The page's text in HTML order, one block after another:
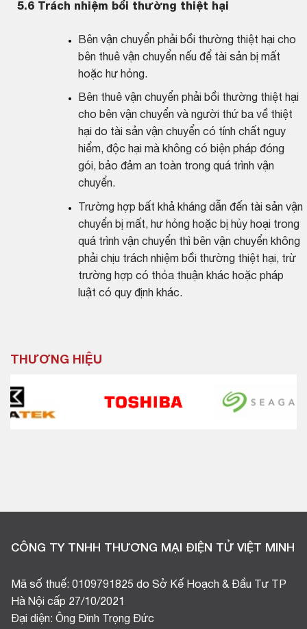
5.6 Trách nhiệm bồi thường thiệt hại
Bên vận chuyển phải bồi thường thiệt hại cho
bên thuê vận chuyển nếu để tài sản bị mất
hoặc hư hỏng.
Bên thuê vận chuyển phải bồi thường thiệt hại
cho bên vận chuyển và người thứ ba về thiệt
hại do tài sản vận chuyển có tính chất nguy
hiểm, độc hại mà không có biện pháp đóng
gói, bảo đảm an toàn trong quá trình vận
chuyển.
Trường hợp bất khả kháng dẫn đến tài sản vận
chuyển bị mất, hư hỏng hoặc bị hủy hoại trong
quá trình vận chuyển thì bên vận chuyển không
phải chịu trách nhiệm bồi thường thiệt hại, trừ
trường hợp có thỏa thuận khác hoặc pháp
luật có quy định khác.
THƯƠNG HIỆU
CÔNG TY TNHH THƯƠNG MẠI ĐIỆN TỬ VIỆT MINH
Mã số thuế: 0109791825 do Sở Kế Hoạch & Đầu Tư TP
Hà Nội cấp 27/10/2021
Đại diện: Ông Đinh Trọng Đức